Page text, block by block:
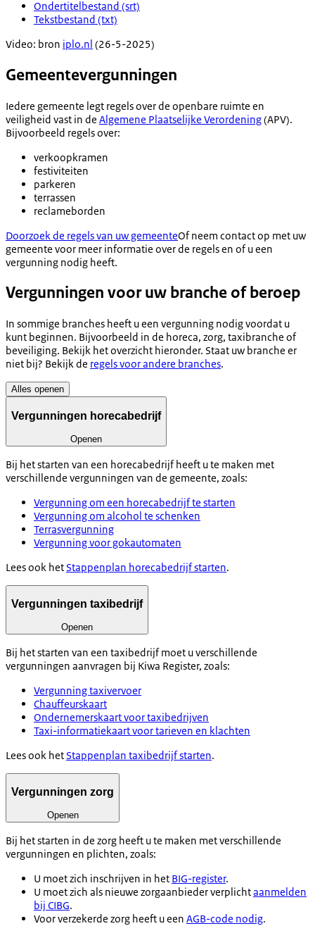
Ondertitelbestand (srt)
Tekstbestand (txt)
Video: bron iplo.nl (26-5-2025)
Gemeentevergunningen
Iedere gemeente legt regels over de openbare ruimte en
veiligheid vast in de Algemene Plaatselijke Verordening(APV).
Bijvoorbeeld regels over:
verkoopkramen
festiviteiten
parkeren
terrassen
reclameborden
Doorzoek de regels van uw gemeenteOf neem contact op met uw
gemeente voor meer informatie over de regels en of u een
vergunning nodig heeft.
Vergunningen voor uw branche of beroep
In sommige branches heeft u een vergunning nodig voordat u
kunt beginnen. Bijvoorbeeld in de horeca, zorg, taxibranche of
beveiliging. Bekijk het overzicht hieronder. Staat uw branche er
niet bij? Bekijk de regels voor andere branches.
Alles openen
Vergunningen horecabedrijf
Openen
Bij het starten van een horecabedrijf heeft u te maken met
verschillende vergunningen van de gemeente, zoals:
Vergunning om een horecabedrijf te starten
Vergunning om alcohol te schenken
Terrasvergunning
Vergunning voor gokautomaten
Lees ook het Stappenplan horecabedrijf starten.
Vergunningen taxibedrijf
Openen
Bij het starten van een taxibedrijf moet u verschillende
vergunningen aanvragen bij Kiwa Register, zoals:
Vergunning taxivervoer
Chauffeurskaart
Ondernemerskaart voor taxibedrijven
Taxi-informatiekaart voor tarieven en klachten
Lees ook het Stappenplan taxibedrijf starten.
Vergunningen zorg
Openen
Bij het starten in de zorg heeft u te maken met verschillende
vergunningen en plichten, zoals:
U moet zich inschrijven in het BIG-register.
U moet zich als nieuwe zorgaanbieder verplichtaanmelden
bij CIBG.
Voor verzekerde zorg heeft u een AGB-code nodig.